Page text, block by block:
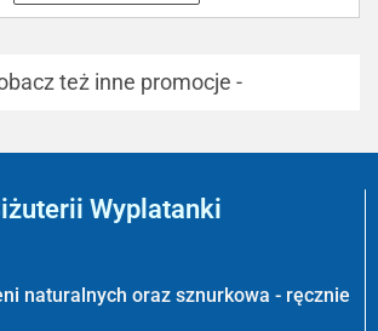
też inne promocje -
Wyplatanki
naturalnych oraz sznurkowa - ręcznie